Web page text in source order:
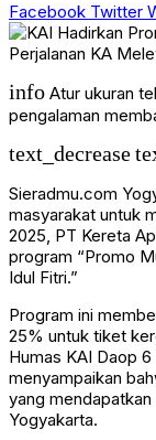
Facebook Twitter
info Atur ukuran
pengalaman
text_decrease
Sieradmu.com
masyarakat untuk
2025, PT Kereta
program “Promo
Idul Fitri.”
Program ini
25% untuk tiket
Humas KAI Daop
menyampaikan
yang
Yogyakarta.